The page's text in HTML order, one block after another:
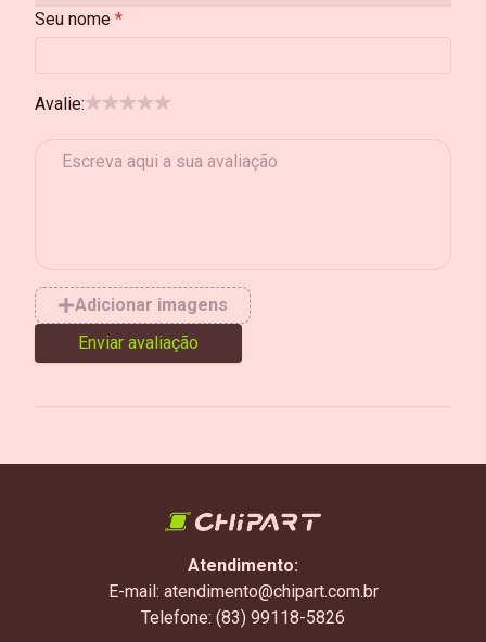
Seu nome
Avalie:
Adicionar imagens
Enviar avaliação
Atendimento:
E-mail: atendimento@chipart.com.br
Telefone: (83) 99118-5826